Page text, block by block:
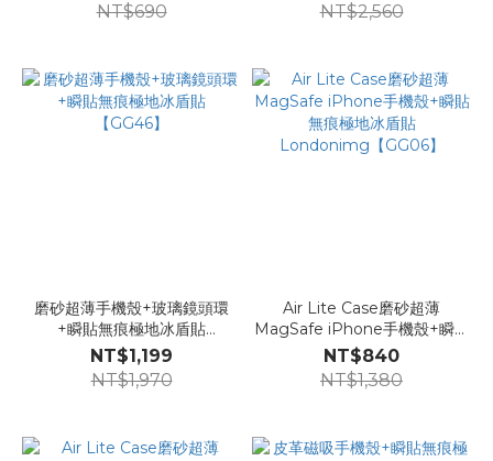
NT$690
NT$2,560
磨砂超薄手機殼+玻璃鏡頭環
+瞬貼無痕極地冰盾貼
【GG46】
NT$1,199
NT$1,970
Air Lite Case磨砂超薄
MagSafe iPhone手機殼+瞬貼
無痕極地冰盾貼
Londonimg【GG06】
NT$840
NT$1,380